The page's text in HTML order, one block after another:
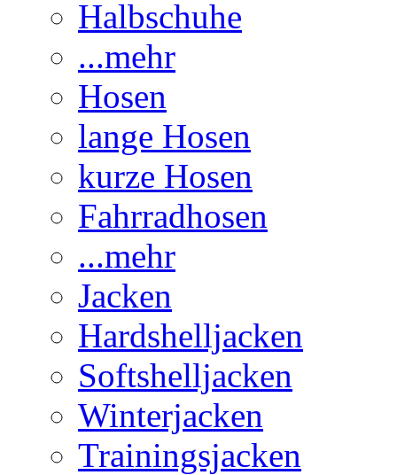
Halbschuhe
...mehr
Hosen
lange Hosen
kurze Hosen
Fahrradhosen
...mehr
Jacken
Hardshelljacken
Softshelljacken
Winterjacken
Trainingsjacken